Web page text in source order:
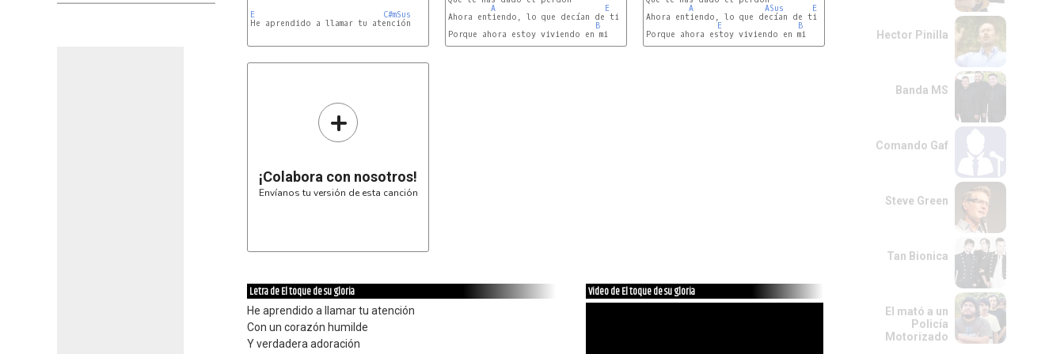
E
C#mSus
A
E
Ahora entiendo, lo que decían de ti
B
Porque ahora estoy viviendo en mi
A
ASus E
Ahora entiendo, lo que decían de ti
E
B
Porque ahora estoy viviendo en mi
+
¡Colabora con nosotros!
Envíanos tu versión de esta canción
Letra de El toque de su gloria
He aprendido a llamar tu atención
Con un corazón humilde
Y verdadera adoración
Video de El toque de su gloria
Hector Pinilla
Banda MS
Comando Gaf
Steve Green
Tan Bionica
El mató a un
Policía
Motorizado